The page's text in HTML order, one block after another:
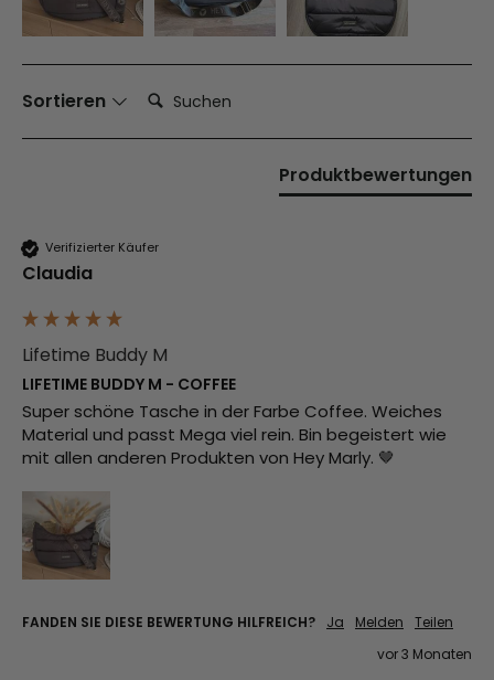
Sortieren Suchen:
Produktbewertungen
Verifizierter Käufer
Claudia
Lifetime Buddy M
LIFETIME BUDDY M - COFFEE
Super schöne Tasche in der Farbe Coffee. Weiches
Material und passt Mega viel rein. Bin begeistert wie
mit allen anderen Produkten von Hey Marly. 🤎
FANDEN SIE DIESE BEWERTUNG HILFREICH? Ja Melden
Teilen
vor 3 Monaten